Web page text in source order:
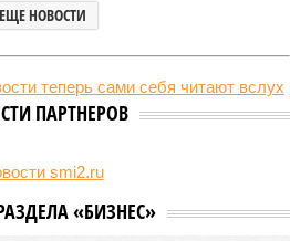
по рынку жилой недвижимости
Средняя стоимость квадратного
124 934 рублей, тогда как на
оказалась существенно ниже – 92
в новых домах
их стоимость выросла на